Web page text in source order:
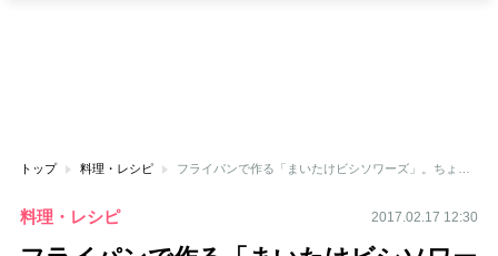
トップ 料理・レシピ
料理・レシピ 2017.02.17 12:30